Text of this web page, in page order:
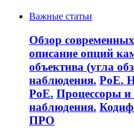
Важные статьи
Обзор
описание опций
объектива (угла
наблюдения. PoE.
PoE. Процессоры
наблюдения.
ПРО